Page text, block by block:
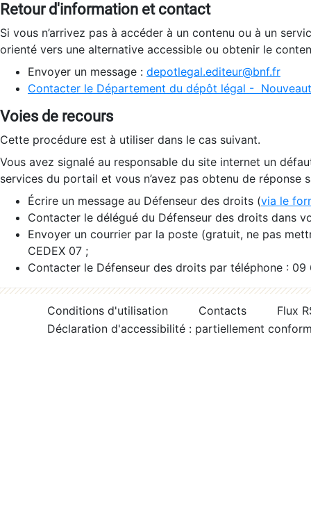
Retour d'information et contact
Si vous n’arrivez pas à accéder à un contenu ou à un
orienté vers une alternative accessible ou obtenir le
Envoyer un message : depotlegal.editeur@bnf.fr
Contacter le Département du dépôt légal -
Voies de recours
Cette procédure est à utiliser dans le cas suivant.
Vous avez signalé au responsable du site internet un
services du portail et vous n’avez pas obtenu de réponse
Écrire un message au Défenseur des droits (via le
Contacter le délégué du Défenseur des droits dans
Envoyer un courrier par la poste (gratuit, ne pas
CEDEX 07 ;
Contacter le Défenseur des droits par téléphone :
Conditions d'utilisation Contacts
Flux
Déclaration d'accessibilité : partiellement